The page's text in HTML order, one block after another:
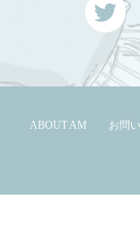
ABOUT AM お問